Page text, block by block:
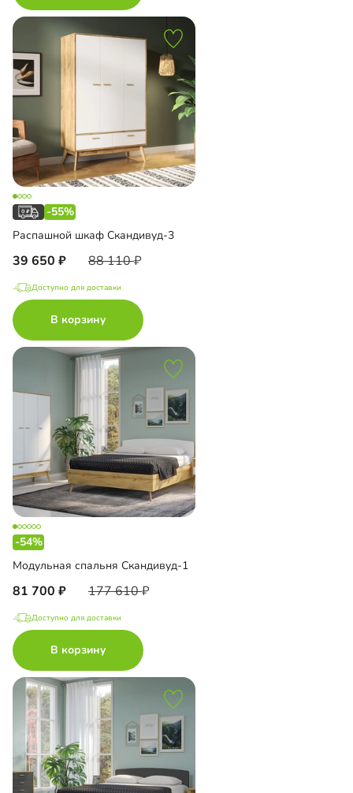
-55%
Распашной шкаф Скандивуд-3
39 650 88 110
Доступно для доставки
В корзину
-54%
Модульная спальня Скандивуд-1
81 700 177 610
Доступно для доставки
В корзину